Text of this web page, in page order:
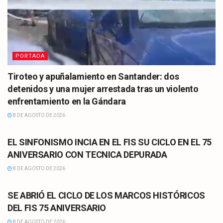
PORTADA
Tiroteo y apuñalamiento en Santander: dos
detenidos y una mujer arrestada tras un violento
enfrentamiento en la Gándara
8 DE AGOSTO DE 2026
EL SINFONISMO INCIA EN EL FIS SU CICLO EN EL 75
ANIVERSARIO CON TECNICA DEPURADA
8 DE AGOSTO DE 2026
SE ABRIÓ EL CICLO DE LOS MARCOS HISTÓRICOS
DEL FIS 75 ANIVERSARIO